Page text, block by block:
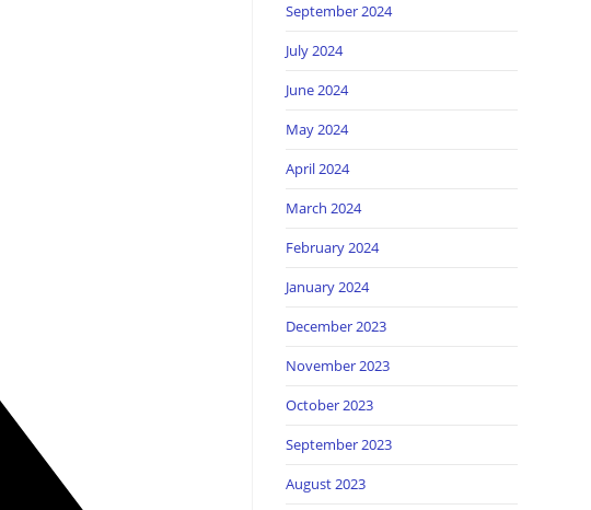
September 2024
July 2024
June 2024
May 2024
April 2024
March 2024
February 2024
January 2024
December 2023
November 2023
October 2023
September 2023
August 2023